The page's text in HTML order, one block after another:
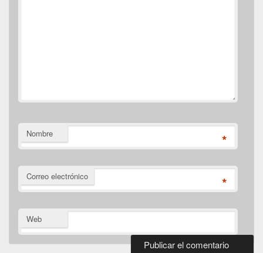
Nombre *
Correo electrónico *
Web